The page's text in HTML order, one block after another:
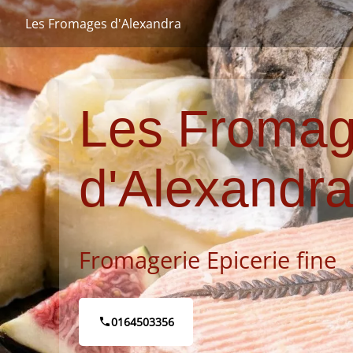
Les Fromages d'Alexandra
Les
d'Alexandra
FromagerieEpicerie fine
phone0164503356